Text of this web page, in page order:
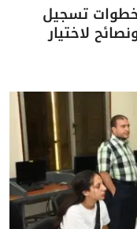
الأزهرية 2025.. خطوات تسجيل
لاختيار